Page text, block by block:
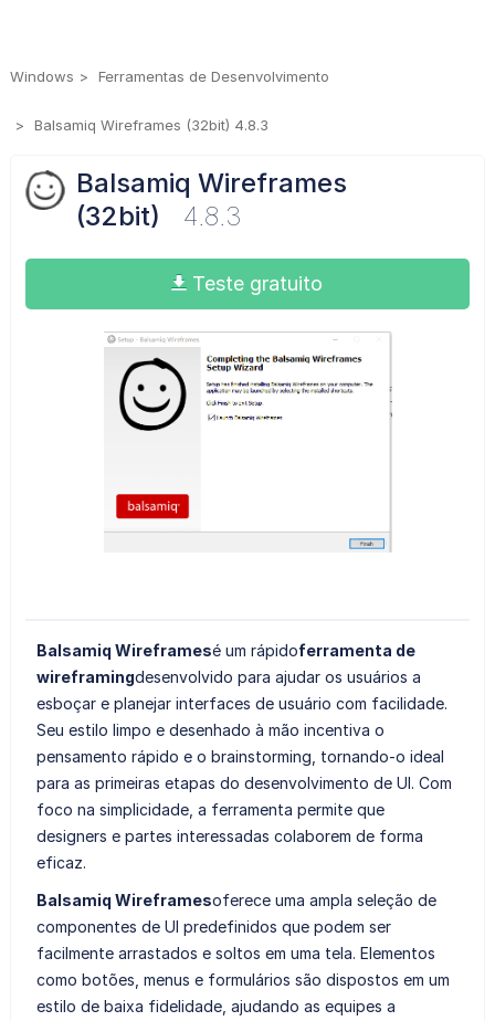
Windows Ferramentas de Desenvolvimento
Balsamiq Wireframes (32bit) 4.8.3
Balsamiq Wireframes
(32bit)
4.8.3
Teste gratuito
Balsamiq Wireframesé um rápidoferramenta de
wireframingdesenvolvido para ajudar os usuários a
esboçar e planejar interfaces de usuário com facilidade.
Seu estilo limpo e desenhado à mão incentiva o
pensamento rápido e o brainstorming, tornando-o ideal
para as primeiras etapas do desenvolvimento de UI. Com
foco na simplicidade, a ferramenta permite que
designers e partes interessadas colaborem de forma
eficaz.
Balsamiq Wireframesoferece uma ampla seleção de
componentes de UI predefinidos que podem ser
facilmente arrastados e soltos em uma tela. Elementos
como botões, menus e formulários são dispostos em um
estilo de baixa fidelidade, ajudando as equipes a